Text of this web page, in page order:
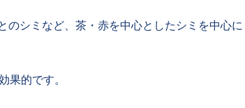
のシミなど、茶・赤を中心としたシミを中心に
果的です。